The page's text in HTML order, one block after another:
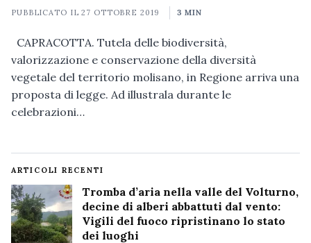
PUBBLICATO IL27 OTTOBRE 2019 3 MIN
CAPRACOTTA. Tutela delle biodiversità,
valorizzazione e conservazione della diversità
vegetale del territorio molisano, in Regione arriva una
proposta di legge. Ad illustrala durante le
celebrazioni…
ARTICOLI RECENTI
Tromba d’aria nella valle del Volturno,
decine di alberi abbattuti dal vento:
Vigili del fuoco ripristinano lo stato
dei luoghi